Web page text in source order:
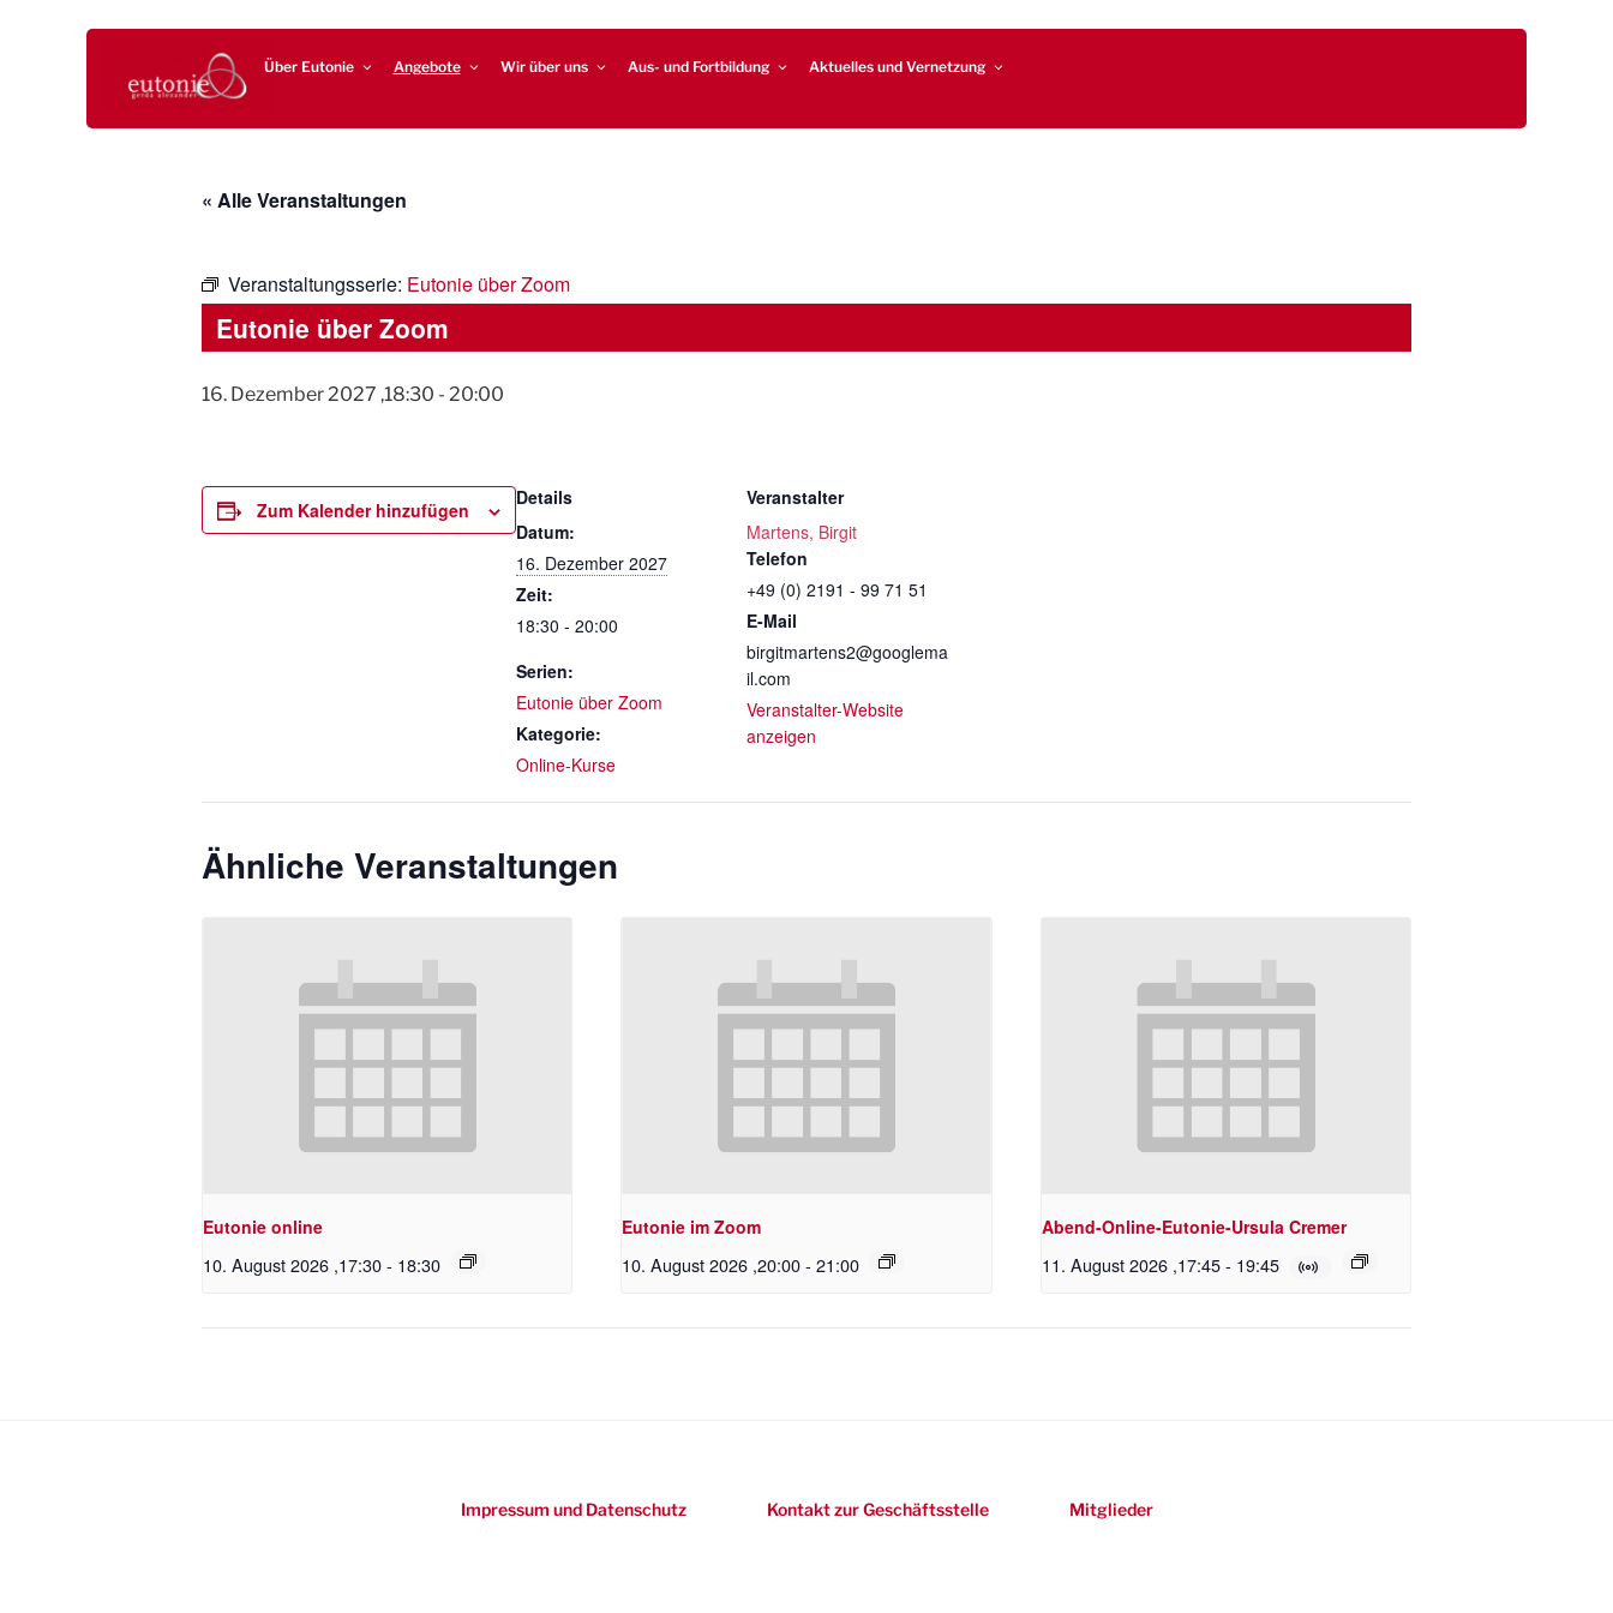
EUTONIE.DE
Über Eutonie Angebote Wir über uns Aus- und Fortbildung Aktuelles und Vernetzung
« Alle Veranstaltungen
Veranstaltungsserie: Eutonie über Zoom
Eutonie über Zoom
16. Dezember 2027 ,18:30 - 20:00
Zum Kalender hinzufügen
Details
Datum:
16. Dezember 2027
Zeit:
18:30 - 20:00
Serien:
Eutonie über Zoom
Kategorie:
Online-Kurse
Veranstalter
Martens, Birgit
Telefon
+49 (0) 2191 - 99 71 51
E-Mail
birgitmartens2@googlema
il.com
Veranstalter-Website
anzeigen
Ähnliche Veranstaltungen
Eutonie online
10. August 2026 ,17:30- 18:30
Eutonie im Zoom
10. August 2026 ,20:00 - 21:00
Abend-Online-Eutonie-Ursula Cremer
11. August 2026 ,17:45- 19:45
Impressum und Datenschutz Kontakt zur Geschäftsstelle Mitglieder